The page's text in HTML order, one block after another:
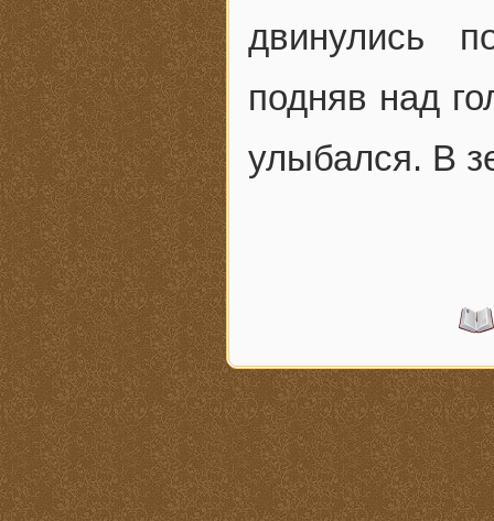
двинулись
подняв над
улыбался. В